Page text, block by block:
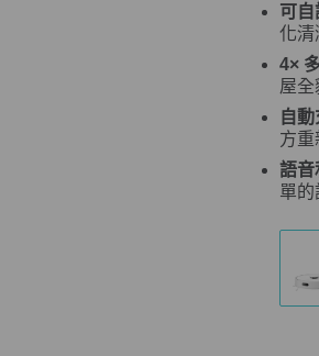
可自
化清
4×
屋全
自
方重
語音
單的